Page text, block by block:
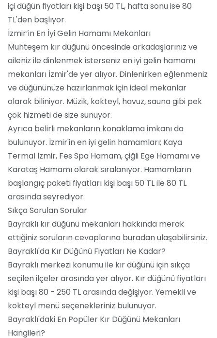
içi düğün fiyatları kişi başı 50 TL, hafta sonu ise 80
TL'den başlıyor.
İzmir’in En İyi Gelin Hamamı Mekanları
Muhteşem kır düğünü öncesinde arkadaşlarınız ve
aileniz ile dinlenmek isterseniz en iyi gelin hamamı
mekanları İzmir'de yer alıyor. Dinlenirken eğlenmeniz
ve düğününüze hazırlanmak için ideal mekanlar
olarak biliniyor. Müzik, kokteyl, havuz, sauna gibi pek
çok hizmeti de size sunuyor.
Ayrıca belirli mekanların konaklama imkanı da
bulunuyor. İzmir'in en iyi gelin hamamları; Kaya
Termal İzmir, Fes Spa Hamam, çiğli Ege Hamamı ve
Karataş Hamamı olarak sıralanıyor. Hamamların
başlangıç paketi fiyatları kişi başı 50 TL ile 80 TL
arasında seyrediyor.
Sıkça Sorulan Sorular
Bayraklı kır düğünü mekanları hakkında merak
ettiğiniz soruların cevaplarına buradan ulaşabilirsiniz.
Bayraklı'da Kır Düğünü Fiyatları Ne Kadar?
Bayraklı merkezi konumu ile kır düğünü için sıkça
seçilen ilçeler arasında yer alıyor. Kır düğünü fiyatları
kişi başı 80 - 250 TL arasında değişiyor. Yemekli ve
kokteyl menü seçenekleriniz bulunuyor.
Bayraklı'daki En Popüler Kır Düğünü Mekanları
Hangileri?